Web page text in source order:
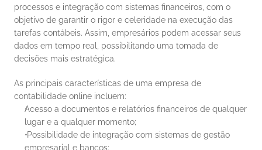
processos e integração com sistemas financeiros, com o
objetivo de garantir o rigor e celeridade na execução das
tarefas contábeis. Assim, empresários podem acessar seus
dados em tempo real, possibilitando uma tomada de
decisões mais estratégica.
As principais características de uma empresa de
contabilidade online incluem:
Acesso a documentos e relatórios financeiros de qualquer
lugar e a qualquer momento;
Possibilidade de integração com sistemas de gestão
empresarial e bancos;